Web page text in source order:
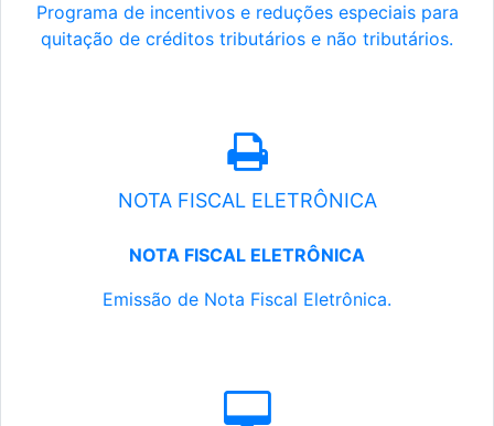
Programa de incentivos e reduções especiais para
quitação de créditos tributários e não tributários.
NOTA FISCAL ELETRÔNICA
NOTA FISCAL ELETRÔNICA
Emissão de Nota Fiscal Eletrônica.